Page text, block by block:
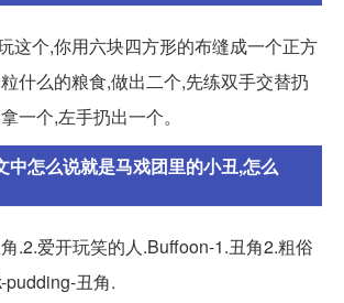
这个,你用六块四方形的布缝成一个正方
什么的粮食,做出二个,先练双手交替扔
一个,左手扔出一个。
中怎么说就是马戏团里的小丑,怎么
.2.爱开玩笑的人.Buffoon-1.丑角2.粗俗
pudding-丑角.